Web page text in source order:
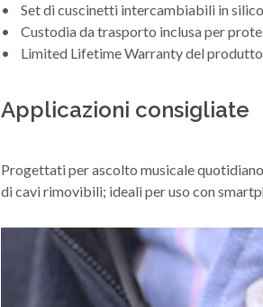
• Set di cuscinetti intercambiabili in
• Custodia da trasporto inclusa per
• Limited Lifetime Warranty del
Applicazioni consigliate
Progettati per ascolto musicale
di cavi rimovibili; ideali per uso con